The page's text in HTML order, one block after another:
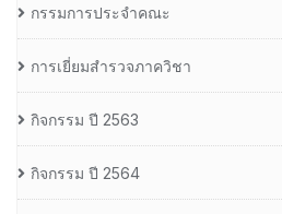
กรรมการประจำคณะ
การเยี่ยมสำรวจภาควิชา
กิจกรรม ปี 2563
กิจกรรม ปี 2564